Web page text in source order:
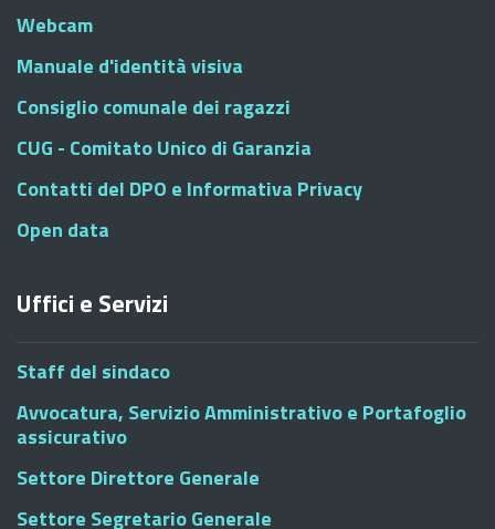
Webcam
Manuale d'identità visiva
Consiglio comunale dei ragazzi
CUG - Comitato Unico di Garanzia
Contatti del DPO e Informativa Privacy
Open data
Uffici e Servizi
Staff del sindaco
Avvocatura, Servizio Amministrativo e Portafoglio
assicurativo
Settore Direttore Generale
Settore Segretario Generale